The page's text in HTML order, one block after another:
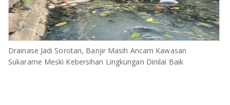
Drainase Jadi Sorotan, Banjir Masih Ancam Kawasan
Sukarame Meski Kebersihan Lingkungan Dinilai Baik